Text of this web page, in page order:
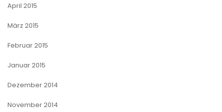
April 2015
März 2015
Februar 2015
Januar 2015
Dezember 2014
November 2014